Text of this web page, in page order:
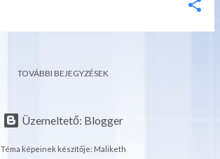
TOVÁBBI BEJEGYZÉSEK
Üzemeltető: Blogger
Téma képeinek készítője: Maliketh